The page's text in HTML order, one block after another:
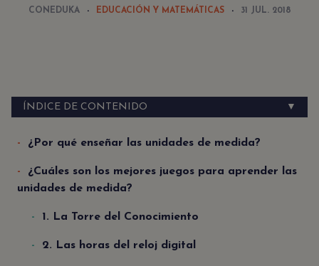
CONEDUKA EDUCACIÓN Y MATEMÁTICAS 31 JUL. 2018
ÍNDICE DE CONTENIDO ▼
¿Por qué enseñar las unidades de medida?
¿Cuáles son los mejores juegos para aprender las
unidades de medida?
1. La Torre del Conocimiento
2. Las horas del reloj digital